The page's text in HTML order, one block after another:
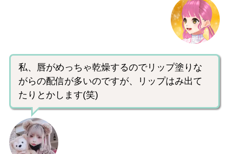
私、唇がめっちゃ乾燥するのでリップ塗りな
がらの配信が多いのですが、リップはみ出て
たりとかします(笑)